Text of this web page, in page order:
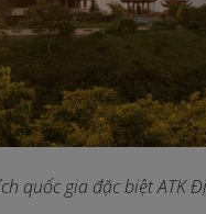
quốc gia đặc biệt ATK